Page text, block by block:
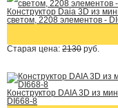
Конструктор Daia 3D из
светом, 2208 элементов -
Старая цена: 2130 руб.
Конструктор DAIA 3D из
DI668-8